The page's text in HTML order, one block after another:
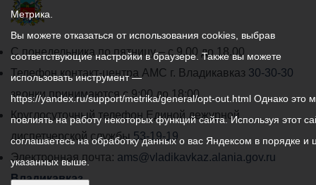
График
работы
администрации
местного
самоуправления
города
Владикавказ:
С понедельника по пятницу – с 9.00 до 18.00
Телефон контакт-центра АМС г. Владикавказ 30-30-30
звонки принимаются с 9:00 до 18:00
Круглосуточный телефон Единой дежурной
диспетчерской службы 53-19-19
Электронная почта: ams@vladikavkaz.alania.gov.ru
Владикавказ
Метрика.
Вы можете отказаться от использования cookies, выбрав
соответствующие настройки в браузере. Также вы можете
использовать инструмент —
https://yandex.ru/support/metrika/general/opt-out.html Однако это
повлиять на работу некоторых функций сайта. Используя этот
соглашаетесь на обработку данных о вас Яндексом в порядке и
указанных выше.